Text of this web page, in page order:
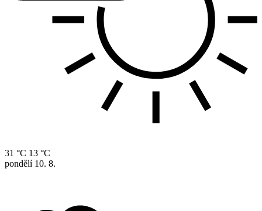
31 °C 13 °C
pondělí 10. 8.